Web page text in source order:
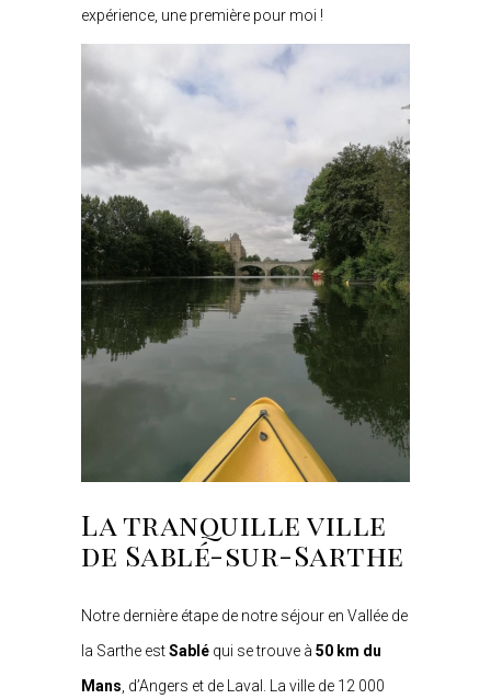
expérience, une première pour moi !
La tranquille ville
de Sablé-sur-Sarthe
Notre dernière étape de notre séjour en Vallée de
la Sarthe estSablé qui se trouve à 50 km du
Mans , d’Angers et de Laval. La ville de 12 000